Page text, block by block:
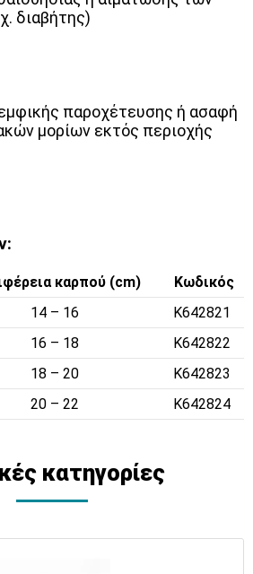
διαβήτης)
παροχέτευσης ή ασαφή
μορίων εκτός περιοχής
καρπού (cm)
Κωδικός
14 – 16
K642821
16 – 18
K642822
18 – 20
K642823
20 – 22 K642824
κατηγορίες